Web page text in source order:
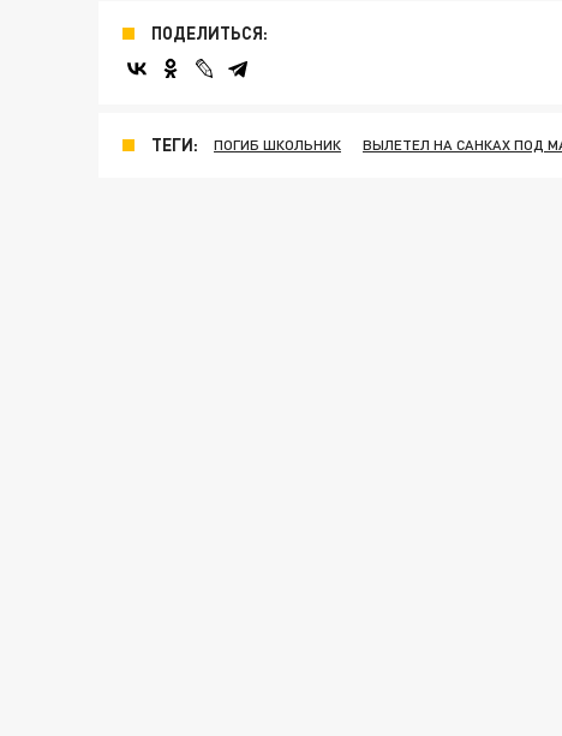
ПОДЕЛИТЬСЯ:
ТЕГИ: ПОГИБ ШКОЛЬНИК ВЫЛЕТЕЛ НА САНКАХ ПОД